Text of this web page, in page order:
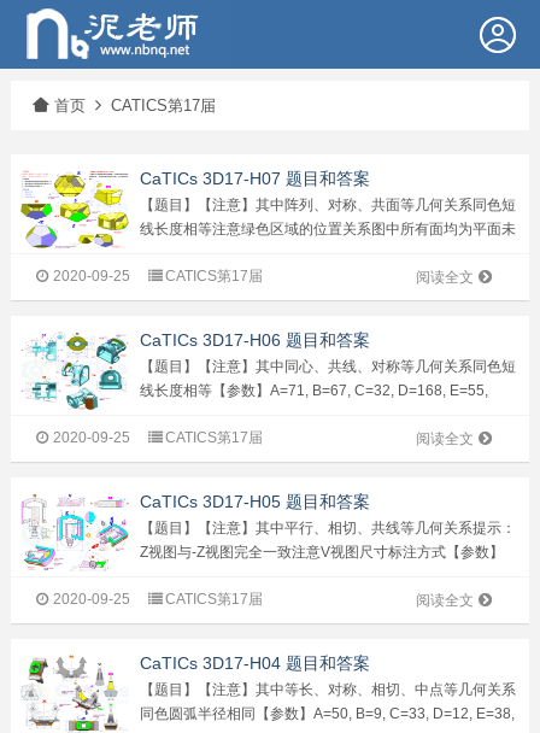
首页 CATICS第17届
CaTICs 3D17-H07 题目和答案
【题目】【注意】其中阵列、对称、共面等几何关系同色短
线长度相等注意绿色区域的位置关系图中所有面均为平面未
F=30,G=10, T=3【问题】1. &n...
阅读全文
2020-09-25 CATICS第17届
CaTICs 3D17-H06 题目和答案
【题目】【注意】其中同心、共线、对称等几何关系同色短
线长度相等【参数】A=71, B=67, C=32, D=168, E=55,
阅读全文
2020-09-25 CATICS第17届
CaTICs 3D17-H05 题目和答案
【题目】【注意】其中平行、相切、共线等几何关系提示：
Z视图与-Z视图完全一致注意V视图尺寸标注方式【参数】
阅读全文
2020-09-25 CATICS第17届
CaTICs 3D17-H04 题目和答案
【题目】【注意】其中等长、对称、相切、中点等几何关系
同色圆弧半径相同【参数】A=50, B=9, C=33, D=12, E=38,